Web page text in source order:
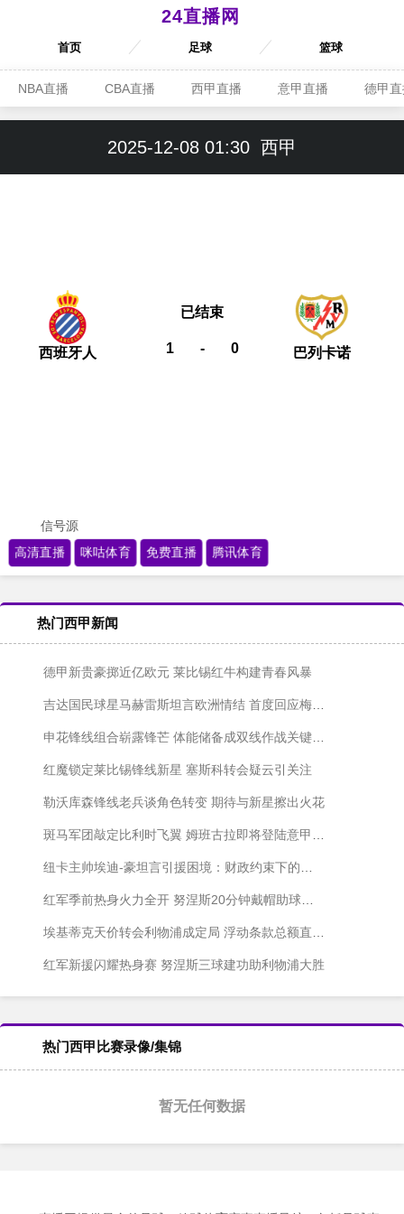
24直播网
首页 足球 篮球
NBA直播 CBA直播 西甲直播 意甲直播 德甲
2025-12-08 01:30 西甲
西班牙人 1 - 0
已结束
巴列卡诺
信号源
高清直播 咪咕体育 免费直播 腾讯体育
热门西甲新闻
德甲新贵豪掷近亿欧元 莱比锡红牛构建青春风暴
吉达国民球星马赫雷斯坦言欧洲情结 首度回应梅西加盟传闻
申花锋线组合崭露锋芒 体能储备成双线作战关键课题
红魔锁定莱比锡锋线新星 塞斯科转会疑云引关注
勒沃库森锋线老兵谈角色转变 期待与新星擦出火花
斑马军团敲定比利时飞翼 姆班古拉即将登陆意甲赛场
纽卡主帅埃迪-豪坦言引援困境：财政约束下的转会博弈
红军季前热身火力全开 努涅斯20分钟戴帽助球队五球横扫陶工
埃基蒂克天价转会利物浦成定局 浮动条款总额直逼1亿欧元
红军新援闪耀热身赛 努涅斯三球建功助利物浦大胜
热门西甲比赛录像/集锦
暂无任何数据